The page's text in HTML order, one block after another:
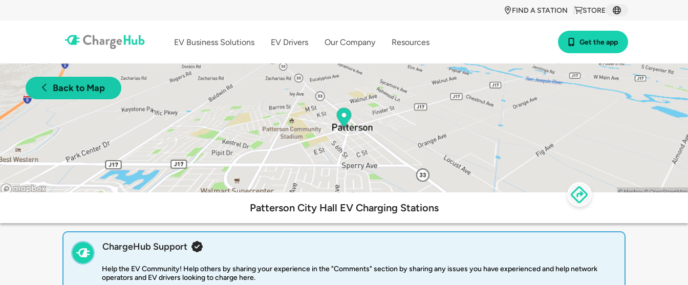
STORE
FIND A STATION
EV Business Solutions EV Drivers Our Company Resources Get the app
Back to Map
Patterson City Hall EV Charging Stations
ChargeHub Support
Help the EV Community! Help others by sharing your experience in the "Comments" section by sharing any issues you have experienced and help network
operators and EV drivers looking to charge here.